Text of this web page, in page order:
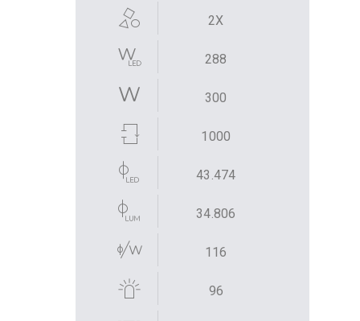
2X
288
300
1000
43.474
34.806
116
96